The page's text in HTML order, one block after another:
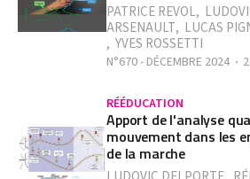
PATRICE REVOL,
ARSENAULT, LUCAS
, YVES ROSSETTI
N°670 - DÉCEMBRE 2024
RÉÉDUCATION
Apport de l'analyse
mouvement dans les
de la marche